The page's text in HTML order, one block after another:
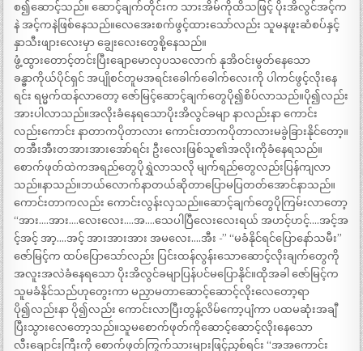
စ၍ဆောင့်သည်။ ဆောင့်ချက်တိုင်းက သားအိမ်ကိုထိသဖြင့် ပိုးအိလွင်အင့်က
နဲ အင့်ကနဲဖြစ်နေသည်။လေအေးစက်ဖွင့်ထားသော်လည်း သူမနဖူးဆံစပ်နှင့်
နှာသီးဖျားလေးမှာ ချွေးလေးတွေစို့နေသည်။
ဖွံ့ထွားတောင့်တင်းပြီးချောမောလှပသလောက် နုအိဝင်းမွတ်နေသော
ခန္ဓာကိုယ်ပိုင်ရှင် အပျိုစင်တူမအရင်းခေါက်ခေါက်လေးကို ပါကင်ဖွင့်လိုးနေ
ရင်း ရမ္မက်ထန်လာတော့ ဇော်မြင့်ဆောင့်ချက်တွေပို၍စိပ်လာသည်။ပို၍လည်း
အားပါလာသည်။အလိုးခံနေရသောပိုးအိလွင်ခမျာ နာလည်းနာ ကောင်း
လည်းကောင်း နာတာကပိုတာလား ကောင်းတာကပိုတာလားမခွဲခြားနိုင်တော့။
တအီးအီးတအားအားအော်ရင်း ဦးလေးဖြစ်သူ၏အလိုးကိုခံနေရသည်။
စောက်ဖုတ်ထဲကအရည်တွေပိုရွှဲလာသလို မျက်ရည်တွေလည်းပြန်ကျလာ
သည်။နာသည်။ဘယ်လောက်နာတယ်ဆိုတာပြောမပြတတ်အောင်နာသည်။
ကောင်းတာကလည်း ကောင်းလွန်းလှသည်။ဆောင့်ချက်တွေပိုကြမ်းလာတော့
“အား….အား….လေးလေး….အ….သေပါပြီလေးလေးရယ် အဟင့်ဟင့်….အင့်အ
င့်အင့် အာ့….အင့် အားအားအား အမလေး….အီး -” “မခံနိုင်ရင်ပြောနော်သမီး”
ဇော်မြင့်က ထပ်ပြောသော်လည်း ပြင်းထန်လွန်းသောဆောင့်လိုးချက်တွေကို
အလူးအလဲခံနေရသော ပိုးအိလွင်ခမျာပြန်ပင်မပြောနိုင်။ထိုအခါ ဇော်မြင့်က
သူမခံနိုင်သည်ဟုတွေးကာ မညှာမတာဆောင့်ဆောင့်လိုးလေတော့ရာ
ပို၍လည်းနာ ပို၍လည်း ကောင်းလာပြီးတွန့်လိမ်ကော့ပျံကာ ပထမဆုံးအချီ
ပြီးသွားလေတော့သည်။သူမစောက်ဖုတ်ကိုဆောင့်ဆောင့်လိုးနေသော
လီးချောင်းကြီးကို စောက်ဖုတ်ကြွက်သားများဖြင့်ညှစ်ရင်း “အအကောင်း